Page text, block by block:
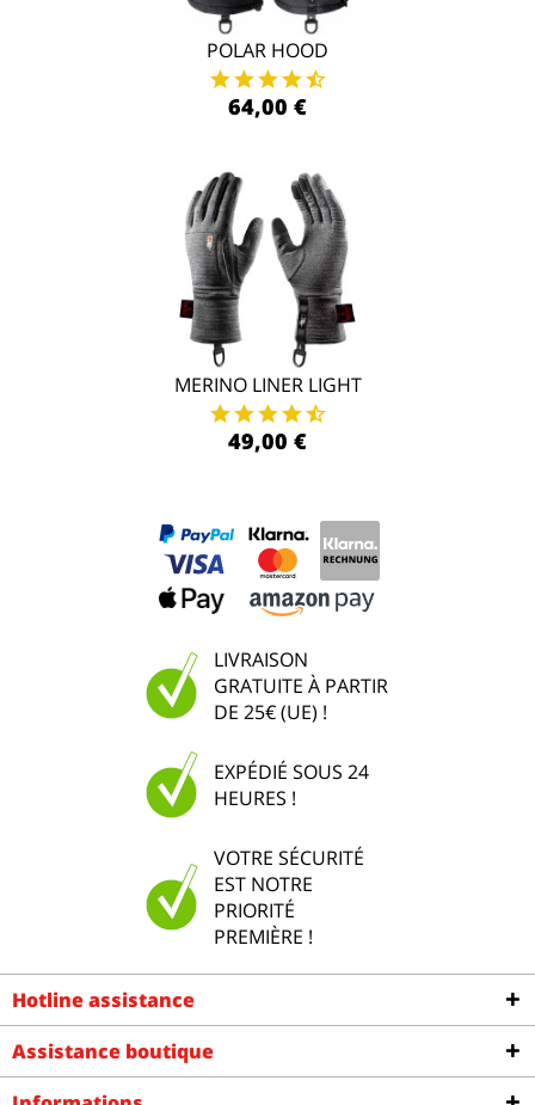
POLAR HOOD
64,00 €
MERINO LINER LIGHT
49,00 €
LIVRAISON
GRATUITE À PARTIR
DE 25€ (UE) !
EXPÉDIÉ SOUS 24
HEURES !
VOTRE SÉCURITÉ
EST NOTRE
PRIORITÉ
PREMIÈRE !
Hotline assistance
Assistance boutique